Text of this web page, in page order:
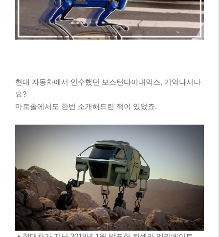
현대 자동차에서 인수했던 보스턴다이내믹스, 기억나시나
요?
마로솔에서도 한번 소개해드린 적이 있었죠.